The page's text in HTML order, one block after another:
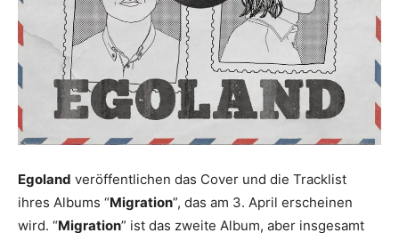
Egoland veröffentlichen das Cover und die Tracklist
ihres Albums “Migration”, das am 3. April erscheinen
wird. “Migration” ist das zweite Album, aber insgesamt